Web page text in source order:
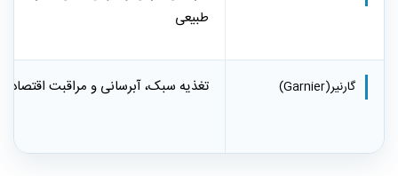
طبیعی
گارنیر(Garnier) تغذیه سبک، آبرسانی و مراقبت اقتصادی